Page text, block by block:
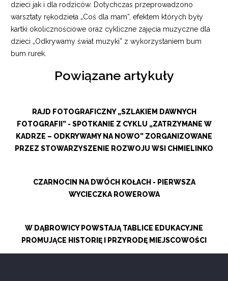
dzieci jak i dla rodziców. Dotychczas przeprowadzono
warsztaty rękodzieła „Coś dla mam”, efektem których były
kartki okolicznościowe oraz cykliczne zajęcia muzyczne dla
dzieci „Odkrywamy świat muzyki” z wykorzystaniem bum
bum rurek.
Powiązane artykuły
RAJD FOTOGRAFICZNY „SZLAKIEM DAWNYCH
FOTOGRAFII” - SPOTKANIE Z CYKLU „ZATRZYMANE W
KADRZE – ODKRYWAMY NA NOWO” ZORGANIZOWANE
PRZEZ STOWARZYSZENIE ROZWOJU WSI CHMIELINKO
CZARNOCIN NA DWÓCH KOŁACH - PIERWSZA
WYCIECZKA ROWEROWA
W DĄBROWICY POWSTAJĄ TABLICE EDUKACYJNE
PROMUJĄCE HISTORIĘ I PRZYRODĘ MIEJSCOWOŚCI